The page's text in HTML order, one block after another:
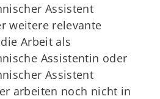
Assistent
weitere relevante
Arbeit als
Assistentin oder
Assistent
arbeiten noch nicht in